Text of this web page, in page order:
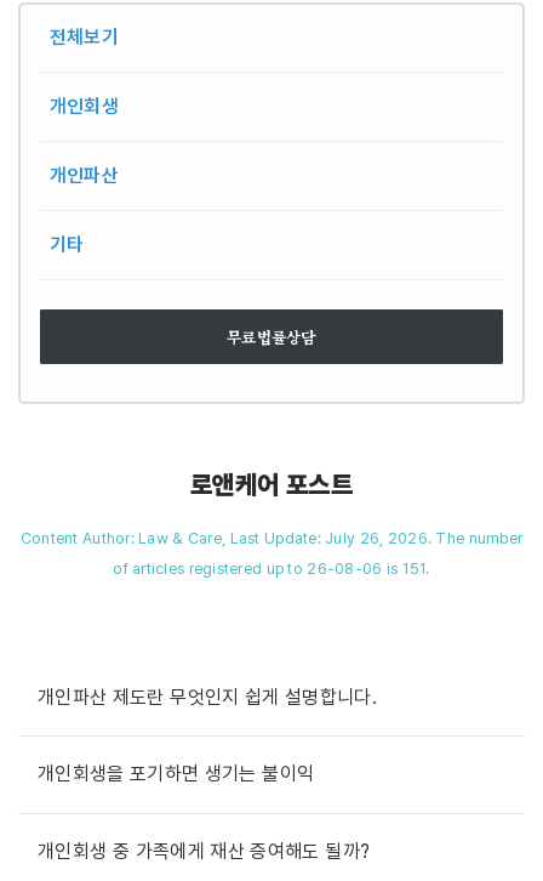
전체보기
개인회생
개인파산
기타
무료법률상담
로앤케어 포스트
Content Author: Law & Care, Last Update: July 26, 2026. The number
of articles registered up to 26-08-06 is 151.
개인파산 제도란 무엇인지 쉽게 설명합니다.
개인회생을 포기하면 생기는 불이익
개인회생 중 가족에게 재산 증여해도 될까?